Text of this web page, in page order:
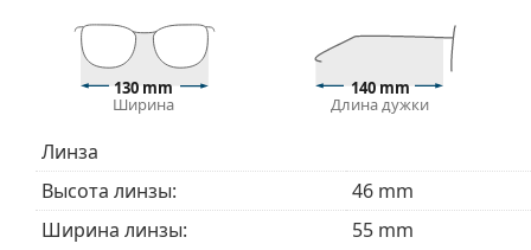
Аксессуары
Мы доставляем очки в оригинальном футляре.
Прилагаемая салфетка идеально подходит для
могут поставляться с тканевым мешочком вместо
Изучите полный ассортимент
руководством по очкам, если вам нужна помощь в
Это медицинское изделие. Перед использованием
130 mm
Ширина
140 mm
Длина дужки
Линза
Высота линзы:
46 mm
Ширина линзы:
55 mm